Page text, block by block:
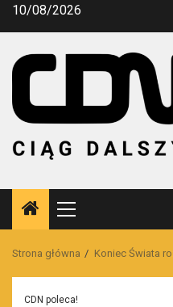
Przejdź
10/08/2026
Menu
główne
Strona główna Koniec Świata
CDN poleca!